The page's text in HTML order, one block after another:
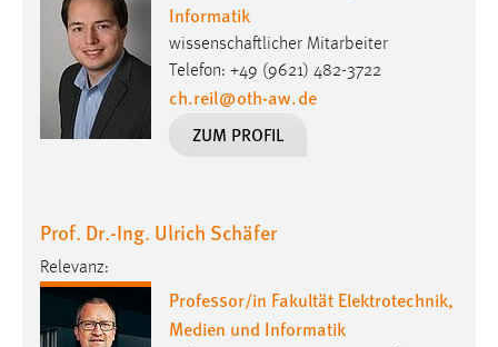
Informatik
wissenschaftlicher Mitarbeiter
Telefon: +49 (9621) 482-3722
ch.reil@oth-aw.de
ZUM PROFIL
Prof. Dr.-Ing. Ulrich Schäfer
Relevanz:
Professor/in Fakultät Elektrotechnik,
Medien und Informatik